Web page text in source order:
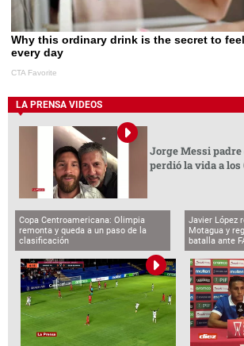
LA PRENSA VIDEOS
Jorge Messi
perdió la vida a los
Copa Centroamericana: Olimpia
remonta y queda a un paso de la
clasificación
Javier López
Motagua y
batalla ante